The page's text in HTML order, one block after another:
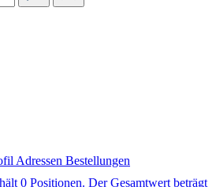
Adressen Bestellungen
0 Positionen. Der Gesamtwert beträgt